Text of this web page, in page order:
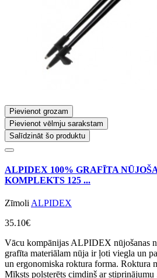
Pievienot grozam
Pievienot vēlmju sarakstam
Salīdzināt šo produktu
ALPIDEX 100% GRAFĪTA
KOMPLEKTS 125 ...
Zīmoli ALPIDEX
35.10€
Vācu kompānijas ALPIDEX nūjošanas
grafīta materiālam nūja ir ļoti viegla un
un ergonomiska roktura forma. Roktura
Mīksts polsterēts cimdiņš ar